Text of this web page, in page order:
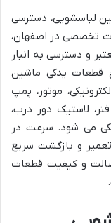
لباسشویی، دسترسی
تخصصی در اصفهان،
و دسترسی به انبار
قطعات یدکی ماشین
موتور، پمپ
لاستیک دور درب،
می شود. سرعت در
و بازگشت سریع
و کیفیت قطعات